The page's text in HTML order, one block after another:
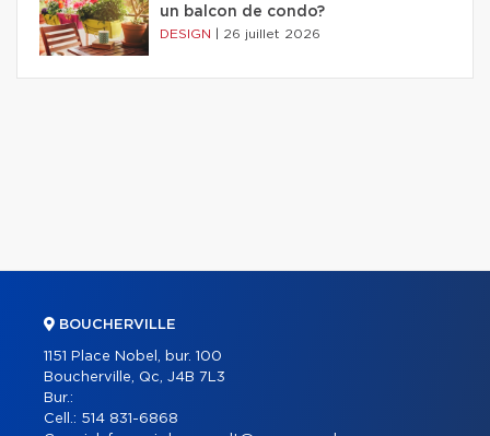
un balcon de condo?
DESIGN 26 juillet 2026
BOUCHERVILLE
1151 Place Nobel, bur. 100
Boucherville, Qc, J4B 7L3
Bur.:
Cell.: 514 831-6868